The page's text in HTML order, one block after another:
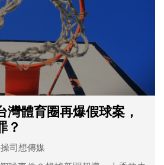
灣體育圈再爆假球案，
？
司想傳媒